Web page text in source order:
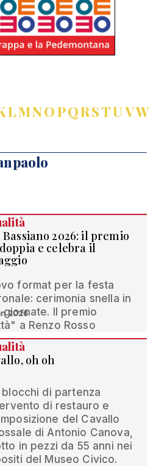
LMNOPQRSTUVW
Bassiano 2026: il premio
e celebra il
format per la festa
cerimonia snella in
giornate. Il premio
a Renzo Rosso
2026
oh oh
blocchi di partenza
di restauro e
del Cavallo
di Antonio Canova,
in pezzi da 55 anni nei
del Museo Civico.